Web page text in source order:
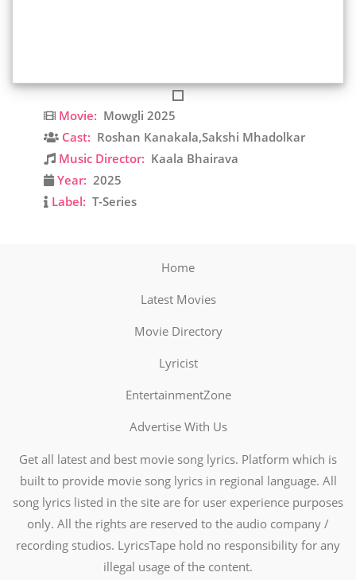
Movie: Mowgli 2025
Cast: Roshan Kanakala,Sakshi Mhadolkar
Music Director: Kaala Bhairava
Year: 2025
Label: T-Series
Home
Latest Movies
Movie Directory
Lyricist
EntertainmentZone
Advertise With Us
Get all latest and best movie song lyrics. Platform which is
built to provide movie song lyrics in regional language. All
song lyrics listed in the site are for user experience purposes
only. All the rights are reserved to the audio company /
recording studios. LyricsTape hold no responsibility for any
illegal usage of the content.